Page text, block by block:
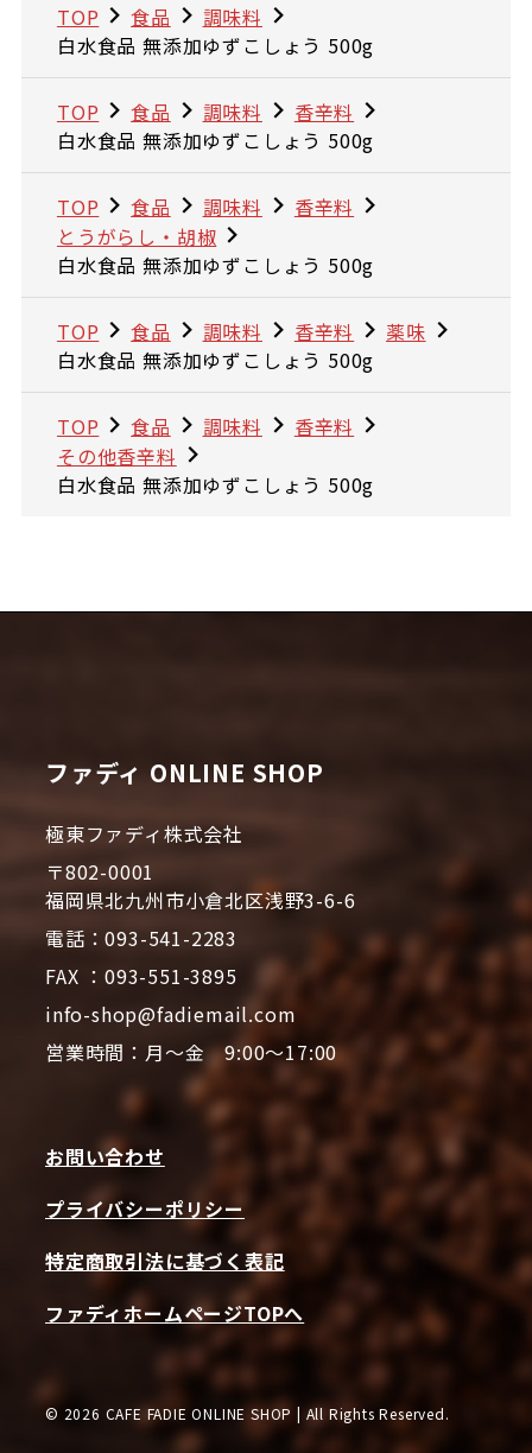
TOP 食品
調味料
白水食品 無添加ゆずこしょう 500g
TOP 食品 調味料
香辛料
白水食品 無添加ゆずこしょう 500g
TOP 食品 調味料
香辛料
とうがらし・胡椒
白水食品 無添加ゆずこしょう 500g
TOP 食品 調味料 香辛料
薬味
白水食品 無添加ゆずこしょう 500g
TOP 食品 調味料
香辛料
その他香辛料
白水食品 無添加ゆずこしょう 500g
ファディ ONLINE SHOP
極東ファディ株式会社
〒802-0001
福岡県北九州市小倉北区浅野3-6-6
電話：093-541-2283
FAX ：093-551-3895
info-shop@fadiemail.com
営業時間：月～金 9:00～17:00
お問い合わせ
プライバシーポリシー
特定商取引法に基づく表記
ファディホームページTOPへ
© 2026 CAFE FADIE ONLINE SHOP | All Rights Reserved.